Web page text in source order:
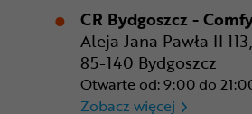
CR Bydgoszcz -
Aleja Jana Pawła II 113,
85-140 Bydgoszcz
Otwarte od: 9:00 do
Zobacz więcej CR